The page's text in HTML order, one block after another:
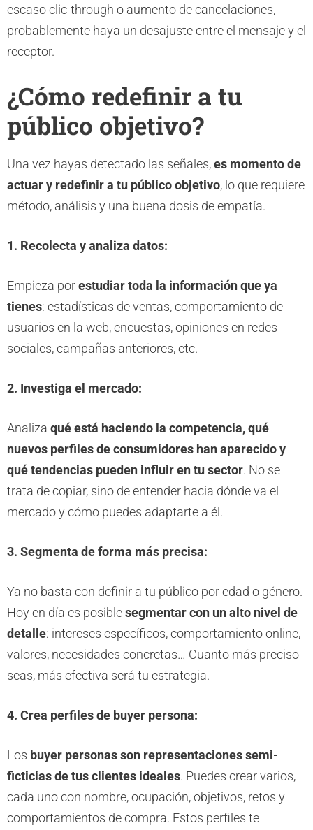
escaso clic-through o aumento de cancelaciones,
probablemente haya un desajuste entre el mensaje y el
receptor.
¿Cómo redefinir a tu
público objetivo?
Una vez hayas detectado las señales,es momento de
actuar y redefinir a tu público objetivo, lo que requiere
método, análisis y una buena dosis de empatía.
1. Recolecta y analiza datos:
Empieza porestudiar toda la información que ya
tienes: estadísticas de ventas, comportamiento de
usuarios en la web, encuestas, opiniones en redes
sociales, campañas anteriores, etc.
2. Investiga el mercado:
Analiza qué está haciendo la competencia, qué
nuevos perfiles de consumidores han aparecido y
qué tendencias pueden influir en tu sector. No se
trata de copiar, sino de entender hacia dónde va el
mercado y cómo puedes adaptarte a él.
3. Segmenta de forma más precisa:
Ya no basta con definir a tu público por edad o género.
Hoy en día es posiblesegmentar con un alto nivel de
detalle: intereses específicos, comportamiento online,
valores, necesidades concretas… Cuanto más preciso
seas, más efectiva será tu estrategia.
4. Crea perfiles de buyer persona:
Los buyer personas son representaciones semi-
ficticias de tus clientes ideales. Puedes crear varios,
cada uno con nombre, ocupación, objetivos, retos y
comportamientos de compra. Estos perfiles te